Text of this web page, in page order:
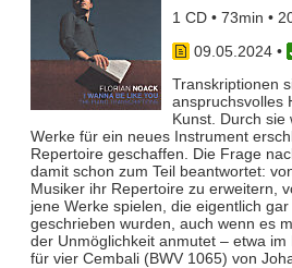
1 CD • 73min •
09.05.2024•
Transkriptionen
anspruchsvolles
Kunst. Durch sie
Werke für ein neues Instrument
Repertoire geschaffen. Die Frage
damit schon zum Teil beantwortet:
Musiker ihr Repertoire zu erweitern,
jene Werke spielen, die eigentlich
geschrieben wurden, auch wenn es
der Unmöglichkeit anmutet – etwa
für vier Cembali (BWV 1065) von